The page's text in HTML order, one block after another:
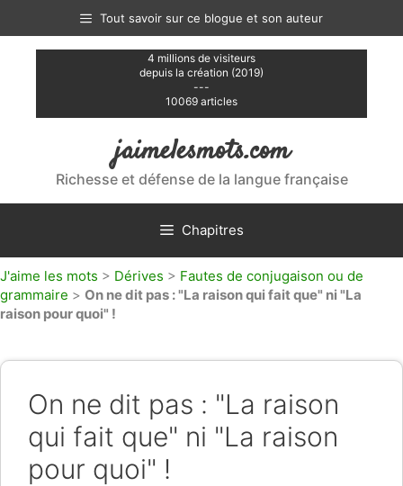
contenu
Tout savoir sur ce blogue et son auteur
4 millions de visiteurs
depuis la création (2019)
---
10069 articles
jaimelesmots.com
Richesse et défense de la langue française
Chapitres
J'aime les mots > Dérives > Fautes de conjugaison ou de
grammaire > On ne dit pas : "La raison qui fait que" ni "La
raison pour quoi" !
On ne dit pas : "La raison
qui fait que" ni "La raison
pour quoi" !